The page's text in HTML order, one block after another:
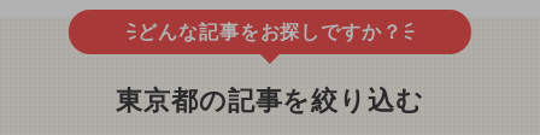
どんな記事をお探しですか？
東京都の記事を絞り込む